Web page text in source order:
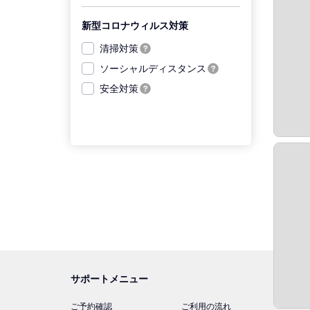
新型コロナウィルス対策
清掃対策
ソーシャルディスタンス
安全対策
サポートメニュー
ご予約確認 ご利用の流れ